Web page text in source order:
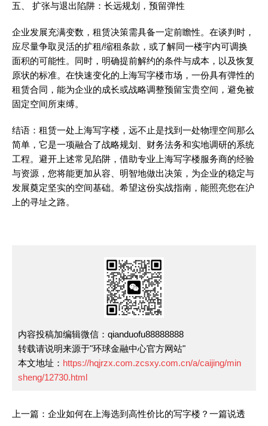
五、 扩张与退出陷阱：长远规划，预留弹性
企业发展充满变数，租赁决策需具备一定前瞻性。在谈判时，
应尽量争取灵活的扩租/缩租条款，或了解同一楼宇内可调换
面积的可能性。同时，明确提前解约的条件与成本，以及恢复
原状的标准。在快速变化的上海写字楼市场，一份具有弹性的
租赁合同，能为企业的成长或战略调整预留宝贵空间，避免被
固定空间所束缚。
结语：租赁一处上海写字楼，远不止是找到一处物理空间那么
简单，它是一项融合了战略规划、财务法务和实地调研的系统
工程。避开上述常见陷阱，借助专业上海写字楼服务商的经验
与资源，您将能更加从容、明智地做出决策，为企业的稳定与
发展奠定坚实的空间基础。希望这份实战指南，能照亮您在沪
上的寻址之路。
内容投稿加编辑微信：qianduofu88888888
转载请说明来源于"环球金融中心官方网站"
本文地址： https://hqjrzx.com.zcsxy.com.cn/a/caijing/min
sheng/12730.html
上一篇：企业如何在上海选到高性价比的写字楼？一篇说透